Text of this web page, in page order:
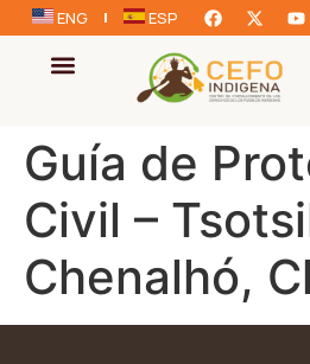
ENG ESP
Guía de
Civil –
Chenalhó,